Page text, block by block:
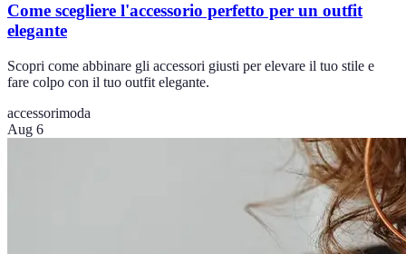
Come scegliere l'accessorio perfetto per un outfit
elegante
Scopri come abbinare gli accessori giusti per elevare il tuo stile e
fare colpo con il tuo outfit elegante.
accessorimoda
Aug 6